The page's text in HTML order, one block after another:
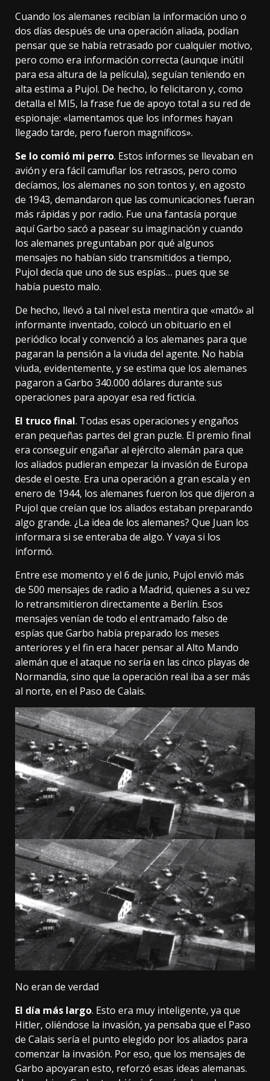
Cuando los alemanes recibían la información uno o
dos días después de una operación aliada, podían
pensar que se había retrasado por cualquier motivo,
pero como era información correcta (aunque inútil
para esa altura de la película), seguían teniendo en
alta estima a Pujol. De hecho, lo felicitaron y, como
detalla el MI5, la frase fue de apoyo total a su red de
espionaje: «lamentamos que los informes hayan
llegado tarde, pero fueron magníficos».
Se lo comió mi perro. Estos informes se llevaban en
avión y era fácil camuflar los retrasos, pero como
decíamos, los alemanes no son tontos y, en agosto
de 1943, demandaron que las comunicaciones fueran
más rápidas y por radio. Fue una fantasía porque
aquí Garbo sacó a pasear su imaginación y cuando
los alemanes preguntaban por qué algunos
mensajes no habían sido transmitidos a tiempo,
Pujol decía que uno de sus espías… pues que se
había puesto malo.
De hecho, llevó a tal nivel esta mentira que «mató» al
informante inventado, colocó un obituario en el
periódico local y convenció a los alemanes para que
pagaran la pensión a la viuda del agente. No había
viuda, evidentemente, y se estima que los alemanes
pagaron a Garbo 340.000 dólares durante sus
operaciones para apoyar esa red ficticia.
El truco final. Todas esas operaciones y engaños
eran pequeñas partes del gran puzle. El premio final
era conseguir engañar al ejército alemán para que
los aliados pudieran empezar la invasión de Europa
desde el oeste. Era una operación a gran escala y en
enero de 1944, los alemanes fueron los que dijeron a
Pujol que creían que los aliados estaban preparando
algo grande. ¿La idea de los alemanes? Que Juan los
informara si se enteraba de algo. Y vaya si los
informó.
Entre ese momento y el 6 de junio, Pujol envió más
de 500 mensajes de radio a Madrid, quienes a su vez
lo retransmitieron directamente a Berlín. Esos
mensajes venían de todo el entramado falso de
espías que Garbo había preparado los meses
anteriores y el fin era hacer pensar al Alto Mando
alemán que el ataque no sería en las cinco playas de
Normandía, sino que la operación real iba a ser más
al norte, en el Paso de Calais.
No eran de verdad
El día más largo. Esto era muy inteligente, ya que
Hitler, oliéndose la invasión, ya pensaba que el Paso
de Calais sería el punto elegido por los aliados para
comenzar la invasión. Por eso, que los mensajes de
Garbo apoyaran esto, reforzó esas ideas alemanas.